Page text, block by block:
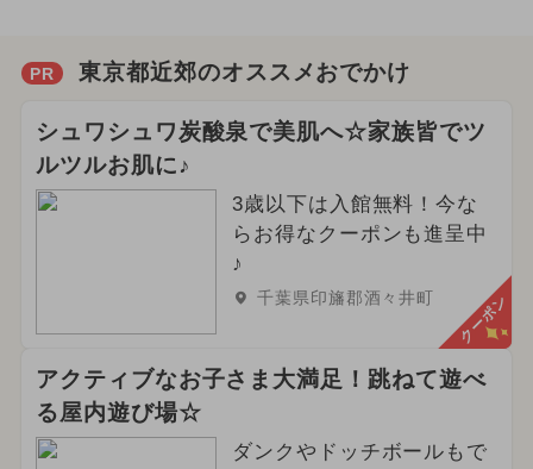
PR 東京都近郊のオススメおでかけ
シュワシュワ炭酸泉で美肌へ☆家族皆でツ
ルツルお肌に♪
3歳以下は入館無料！今な
らお得なクーポンも進呈中
♪
千葉県印旛郡酒々井町 クーポン
アクティブなお子さま大満足！跳ねて遊べ
る屋内遊び場☆
ダンクやドッチボールもで